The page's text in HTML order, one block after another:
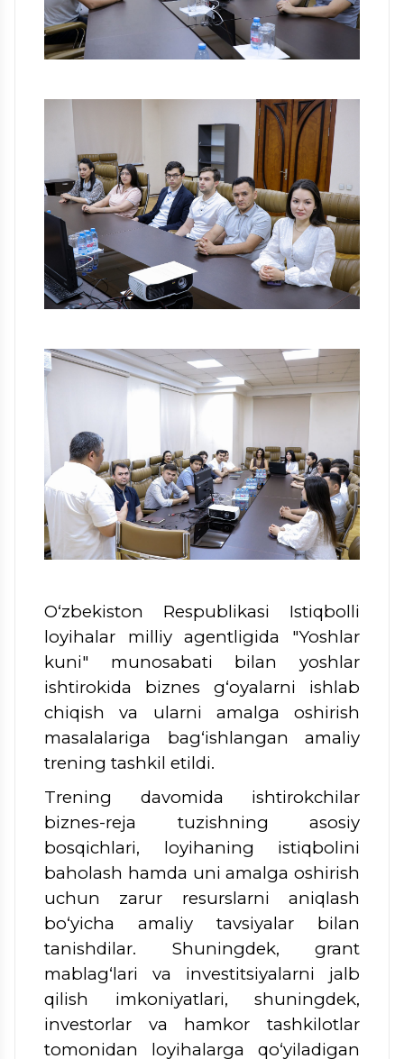
O‘zbekiston Respublikasi Istiqbolli
loyihalar milliy agentligida "Yoshlar
kuni" munosabati bilan yoshlar
ishtirokida biznes g‘oyalarni ishlab
chiqish va ularni amalga oshirish
masalalariga bag‘ishlangan amaliy
trening tashkil etildi.
Trening davomida ishtirokchilar
biznes-reja tuzishning asosiy
bosqichlari, loyihaning istiqbolini
baholash hamda uni amalga oshirish
uchun zarur resurslarni aniqlash
bo‘yicha amaliy tavsiyalar bilan
tanishdilar. Shuningdek, grant
mablag‘lari va investitsiyalarni jalb
qilish imkoniyatlari, shuningdek,
investorlar va hamkor tashkilotlar
tomonidan loyihalarga qo‘yiladigan